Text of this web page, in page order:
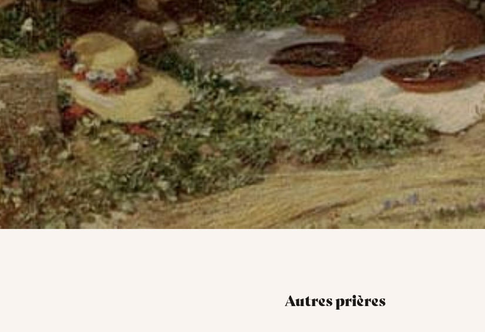
Autres prières